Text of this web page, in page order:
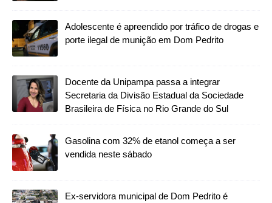
Adolescente é apreendido por tráfico de drogas e
porte ilegal de munição em Dom Pedrito
Docente da Unipampa passa a integrar
Secretaria da Divisão Estadual da Sociedade
Brasileira de Física no Rio Grande do Sul
Gasolina com 32% de etanol começa a ser
vendida neste sábado
Ex-servidora municipal de Dom Pedrito é